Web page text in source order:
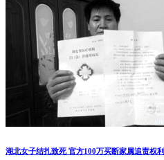
湖北女子结扎致死 官方100万买断家属追责权利